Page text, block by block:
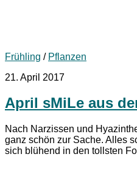
Frühling / Pflanzen
21. April 2017
April sMiLe aus
Nach Narzissen und
ganz schön zur Sache. Alles
sich blühend in den tollsten